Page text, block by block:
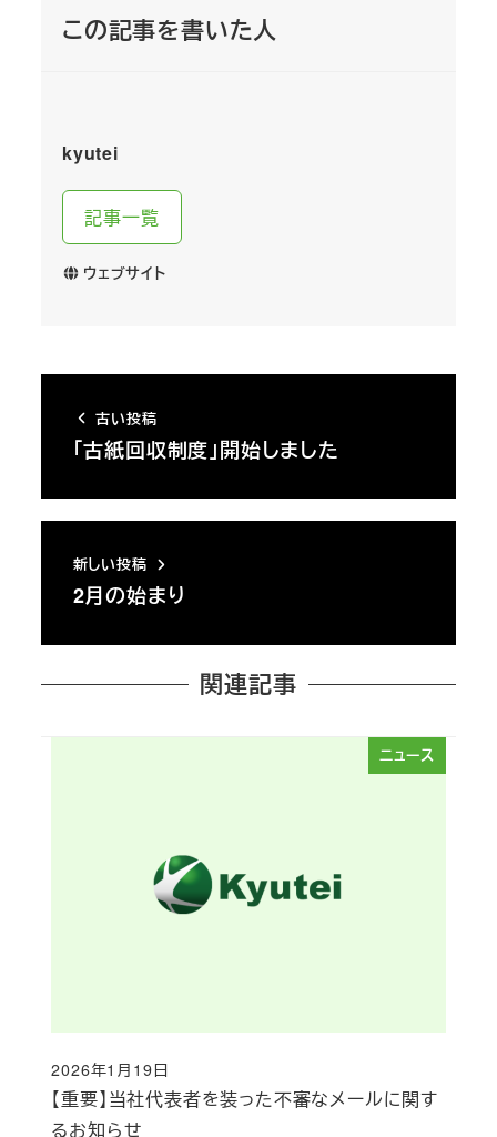
この記事を書いた人
kyutei
記事一覧
ウェブサイト
古い投稿
「古紙回収制度」開始しました
新しい投稿
2月の始まり
関連記事
ニュース
【重要】当社代表者を装った不審なメールに関す
るお知らせ
投稿日
2026年1月19日